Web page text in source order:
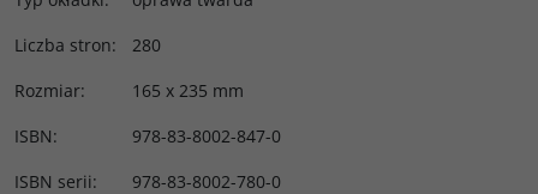
Liczba stron:
280
Rozmiar:
165 x 235 mm
ISBN:
978-83-8002-847-0
ISBN serii: 978-83-8002-780-0